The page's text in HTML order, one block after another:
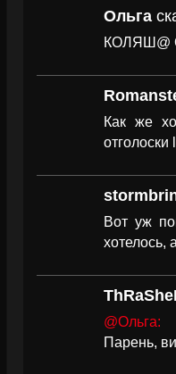
Ольга
КОЛЯШ@
Как же
Вот уж
хотелось,
@Ольга:
Парень,